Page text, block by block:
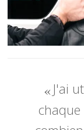
J'ai